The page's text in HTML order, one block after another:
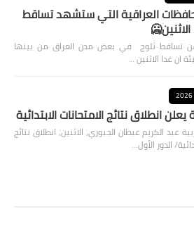
العراقية التي ستشهد تساقط
عن تساقط ثلوج في بعض مدن العراق من بينها
يعلن انطلاق نتائج الامتحانات الابتدائية
عبد الكريم عبطان الجبوري، الاثنين، انطلاق نتائج
الدور الأول…